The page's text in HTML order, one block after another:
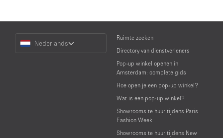
Language
Nederlands
Ruimte zoeken
Directory van dienstverleners
Pop-up winkel openen in
Amsterdam: complete gids
Hoe open je een pop-up winkel?
Wat is een pop-up winkel?
Showrooms te huur tijdens Paris
Fashion Week
Showrooms te huur tijdens New